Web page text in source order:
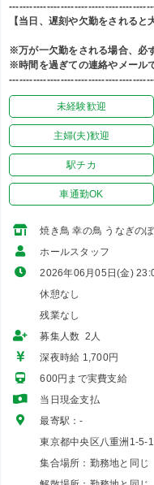
【当日、遅刻や欠勤をされる
※万が一欠勤をされる場合、必
※時間を過ぎての連絡やメール
未経験歓迎
主婦(夫)歓迎
駅チカ
車通勤OK
焼き鳥 幸の鳥 うなぎの
ホールスタッフ
2026年06月05日(金)
休憩なし
残業なし
募集人数 2人
深夜時給 1,700円
600円まで実費支給
当日現金支払
最寄駅：-
東京都中央区八重洲1-5-
集合場所：勤務地と同じ